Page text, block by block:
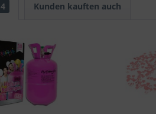
4 Kunden kauften auch